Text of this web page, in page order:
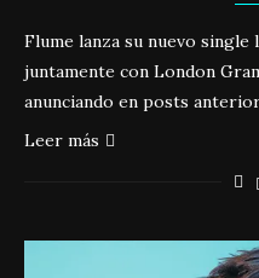
Flume lanza su nuevo single
juntamente con London
anunciando en posts
Leer más